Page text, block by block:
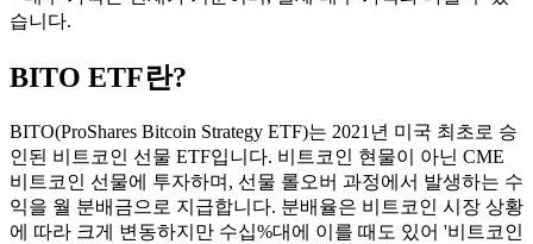
습니다.
BITO ETF란?
BITO(ProShares Bitcoin Strategy ETF)는 2021년 미국 최초로 승
인된 비트코인 선물 ETF입니다. 비트코인 현물이 아닌 CME
비트코인 선물에 투자하며, 선물 롤오버 과정에서 발생하는 수
익을 월 분배금으로 지급합니다. 분배율은 비트코인 시장 상황
에 따라 크게 변동하지만 수십%대에 이를 때도 있어 '비트코인